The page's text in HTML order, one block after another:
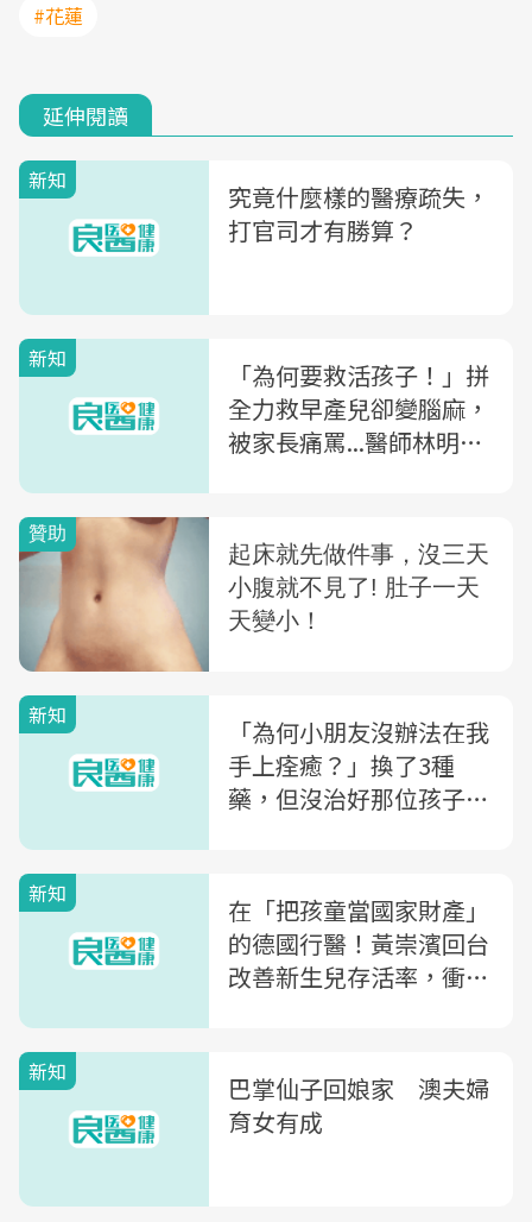
#花蓮
延伸閱讀
新知
究竟什麼樣的醫療疏失，
打官司才有勝算？
新知
「為何要救活孩子！」拼
全力救早產兒卻變腦麻，
被家長痛罵...醫師林明志
新知
「為何小朋友沒辦法在我
手上痊癒？」換了3種
藥，但沒治好那位孩子...
習
新知
在「把孩童當國家財產」
的德國行醫！黃崇濱回台
改善新生兒存活率，衝上
新知
巴掌仙子回娘家 澳夫婦
育女有成